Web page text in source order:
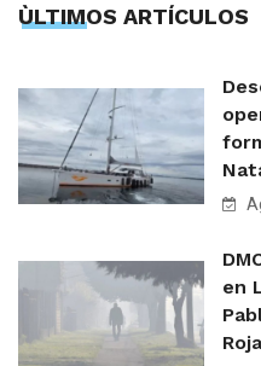
ÙLTIMOS ARTÍCULOS
en
Roja